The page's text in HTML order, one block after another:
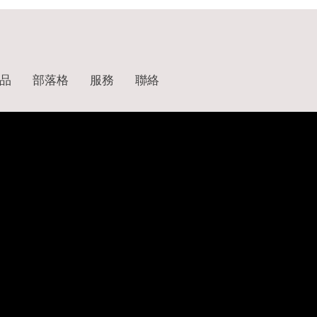
部落格 服務 聯絡